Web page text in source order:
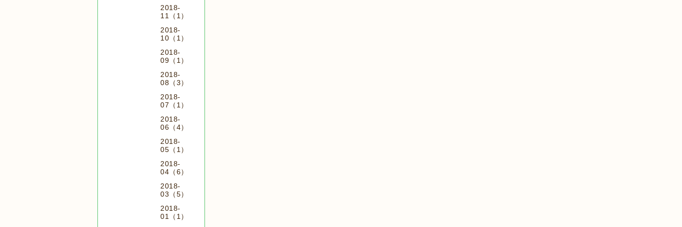
2018-
11（1）
2018-
10（1）
2018-
09（1）
2018-
08（3）
2018-
07（1）
2018-
06（4）
2018-
05（1）
2018-
04（6）
2018-
03（5）
2018-
01（1）